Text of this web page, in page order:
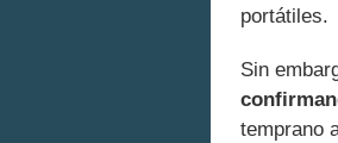
portátiles.
Sin
temprano